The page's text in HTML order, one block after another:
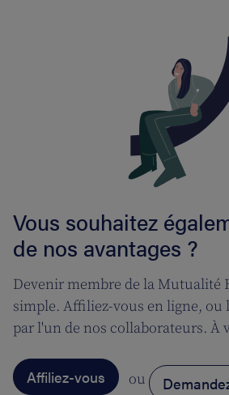
Vous souhaitez
de nos avantages ?
Devenir membre de la Mutualité
simple. Affiliez-vous en ligne, ou
par l'un de nos collaborateurs. À
Affiliez-vous ou